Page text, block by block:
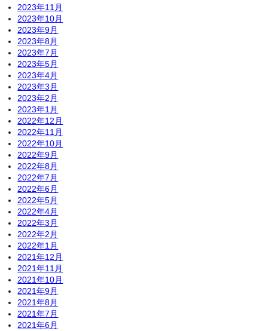
2023年11月
2023年10月
2023年9月
2023年8月
2023年7月
2023年5月
2023年4月
2023年3月
2023年2月
2023年1月
2022年12月
2022年11月
2022年10月
2022年9月
2022年8月
2022年7月
2022年6月
2022年5月
2022年4月
2022年3月
2022年2月
2022年1月
2021年12月
2021年11月
2021年10月
2021年9月
2021年8月
2021年7月
2021年6月